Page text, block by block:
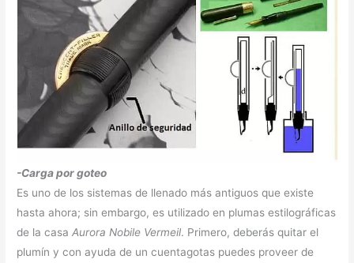
-Carga por goteo
Es uno de los sistemas de llenado más antiguos que existe
hasta ahora; sin embargo, es utilizado en plumas estilográficas
de la casaAurora Nobile Vermeil. Primero, deberás quitar el
plumín y con ayuda de un cuentagotas puedes proveer de